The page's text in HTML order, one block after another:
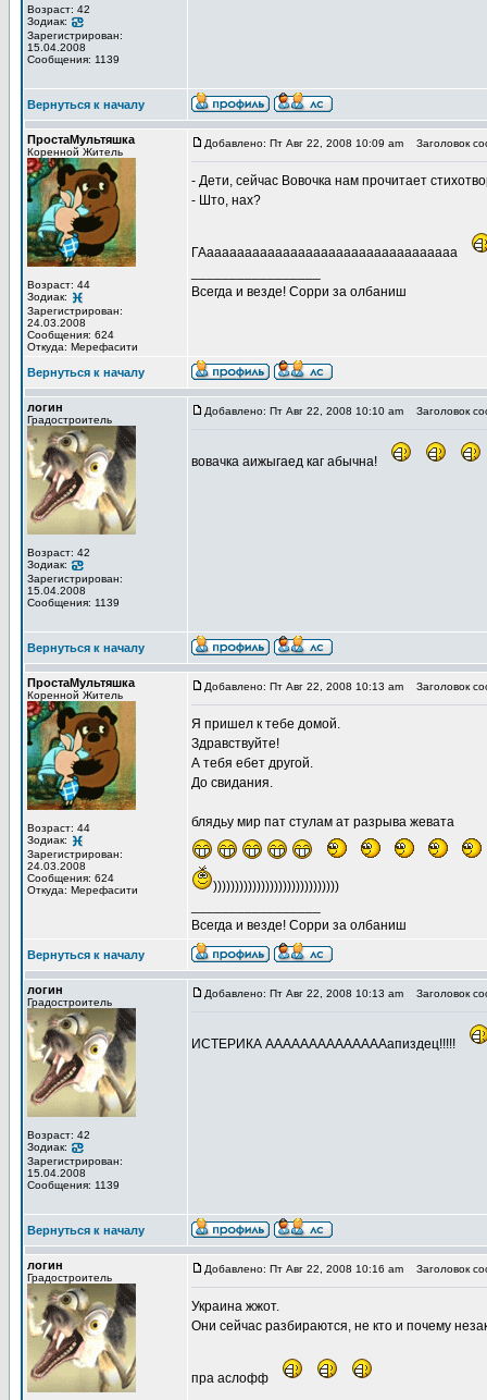
Возраст: 42
Зодиак:
Зарегистрирован:
15.04.2008
Сообщения: 1139
Вернуться к началу
ПростаМультяшка
Коренной Житель
Возраст: 44
Зодиак:
Зарегистрирован:
24.03.2008
Сообщения: 624
Откуда: Мерефасити
Добавлено: Пт Авг 22, 2008 10:09 am Заголовок
- Дети, сейчас Вовочка нам прочитает
- Што, нах?
ГАааааааааааааааааааааааааааааааааа
Всегда и везде! Сорри за олбаниш
Вернуться к началу
логин
Градостроитель
Возраст: 42
Зодиак:
Зарегистрирован:
15.04.2008
Сообщения: 1139
Добавлено: Пт Авг 22, 2008 10:10 am Заголовок
вовачка аижыгаед каг абычна!
Вернуться к началу
ПростаМультяшка
Коренной Житель
Возраст: 44
Зодиак:
Зарегистрирован:
24.03.2008
Сообщения: 624
Откуда: Мерефасити
Добавлено: Пт Авг 22, 2008 10:13 am Заголовок
Я пришел к тебе домой.
Здравствуйте!
А тебя ебет другой.
До свидания.
блядьу мир пат стулам ат разрыва жевата
)))))))))))))))))))))))))))))
Всегда и везде! Сорри за олбаниш
Вернуться к началу
логин
Градостроитель
Возраст: 42
Зодиак:
Зарегистрирован:
15.04.2008
Сообщения: 1139
Добавлено: Пт Авг 22, 2008 10:13 am Заголовок
ИСТЕРИКА ААААААААААААААапиздец!!!!!
Вернуться к началу
логин
Градостроитель
Добавлено: Пт Авг 22, 2008 10:16 am Заголовок
Украина жжот.
Они сейчас разбираются, не кто и почему
пра аслофф